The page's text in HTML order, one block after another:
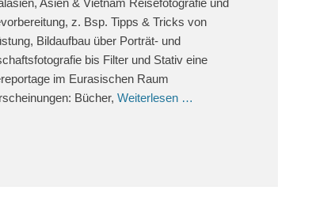
z. Bsp. Tipps & Tricks von
Bildaufbau über Porträt- und
bis Filter und Stativ eine
im Eurasischen Raum
Bücher, Weiterlesen …